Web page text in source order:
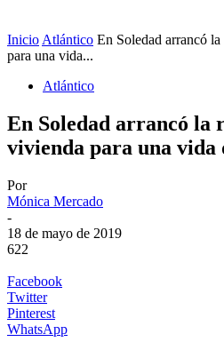
Inicio Atlántico En Soledad arrancó
para una vida...
Atlántico
En Soledad arrancó la
vivienda para una vida
Por
Mónica Mercado
-
18 de mayo de 2019
622
Facebook
Twitter
Pinterest
WhatsApp